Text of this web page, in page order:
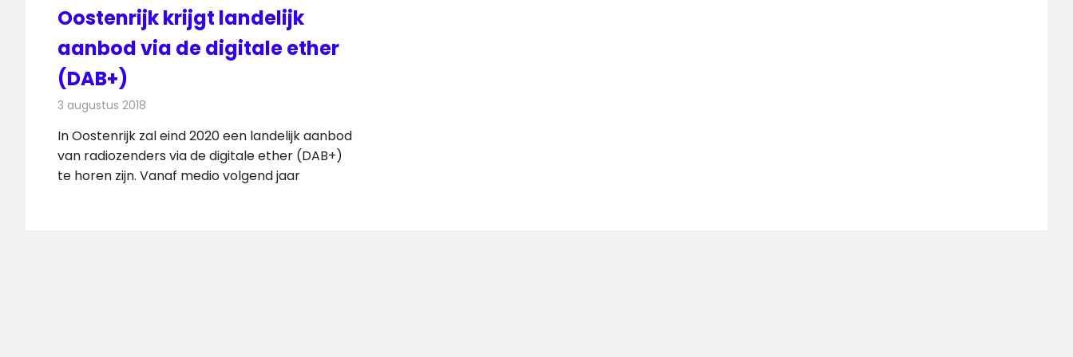
Oostenrijk krijgt landelijk
aanbod via de digitale ether
(DAB+)
3 augustus 2018
In Oostenrijk zal eind 2020 een landelijk aanbod
van radiozenders via de digitale ether (DAB+)
te horen zijn. Vanaf medio volgend jaar